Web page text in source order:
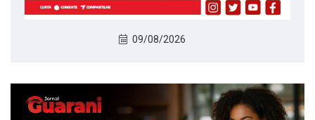
09/08/2026